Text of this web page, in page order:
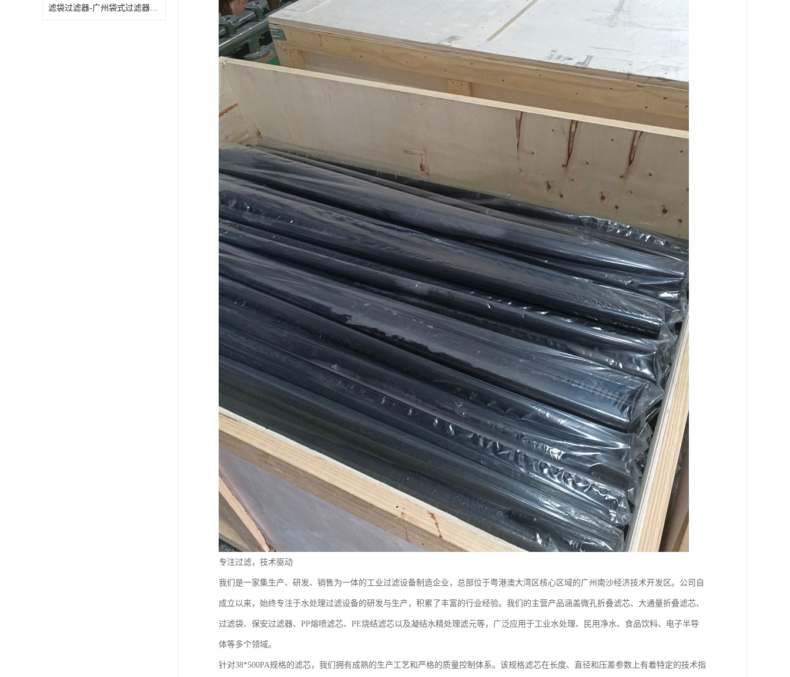
滤袋过滤器-广州袋式过滤器厂家-经久耐用
专注过滤，技术驱动
我们是一家集生产、研发、销售为一体的工业过滤设备制造企业，总部位于粤港澳大湾区核心区域的广州南沙经济技术开发区。公司自
成立以来，始终专注于水处理过滤设备的研发与生产，积累了丰富的行业经验。我们的主营产品涵盖微孔折叠滤芯、大通量折叠滤芯、
过滤袋、保安过滤器、PP熔喷滤芯、PE烧结滤芯以及凝结水精处理滤元等，广泛应用于工业水处理、民用净水、食品饮料、电子半导
体等多个领域。
针对38*500PA规格的滤芯，我们拥有成熟的生产工艺和严格的质量控制体系。该规格滤芯在长度、直径和压差参数上有着特定的技术指